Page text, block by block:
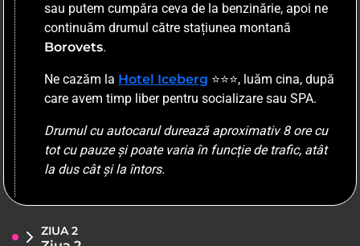
sau putem cumpăra ceva de la benzinărie, apoi ne
continuăm drumul către stațiunea montană
Borovets.
Ne cazăm la Hotel Iceberg ⭐⭐⭐, luăm cina, după
care avem timp liber pentru socializare sau SPA.
Drumul cu autocarul durează aproximativ 8 ore cu
tot cu pauze și poate varia în funcție de trafic, atât
la dus cât și la întors.
ZIUA 2